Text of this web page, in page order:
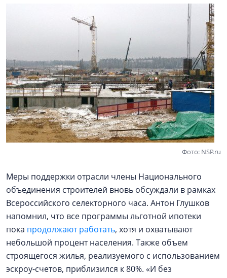
Фото: NSP.ru
Меры поддержки отрасли члены Национального
объединения строителей вновь обсуждали в рамках
Всероссийского селекторного часа. Антон Глушков
напомнил, что все программы льготной ипотеки
пока продолжают работать, хотя и охватывают
небольшой процент населения. Также объем
строящегося жилья, реализуемого с использованием
эскроу-счетов, приблизился к 80%. «И без